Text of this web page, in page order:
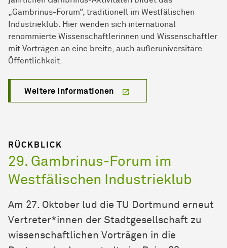
„Gambrinus-Forum“, traditionell im Westfälischen
Industrieklub. Hier wenden sich international
renommierte Wissenschaftlerinnen und Wissenschaftler
mit Vorträgen an eine breite, auch außeruniversitäre
Öffentlichkeit.
Weitere Informationen
RÜCKBLICK
29. Gambrinus-Forum im
Westfälischen Industrieklub
Am 27. Oktober lud die TU Dortmund erneut
Vertreter*innen der Stadtgesellschaft zu
wissenschaftlichen Vorträgen in die